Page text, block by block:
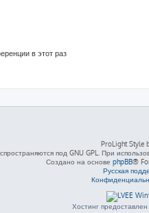
в этот раз
ProLight Style
под GNU GPL. При
Создано на основе phpBB®
Русская
Хостинг